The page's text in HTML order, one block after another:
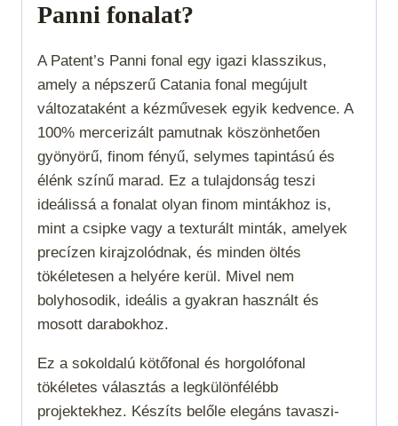
Panni fonalat?
A Patent’s Panni fonal egy igazi klasszikus,
amely a népszerű Catania fonal megújult
változataként a kézművesek egyik kedvence. A
100% mercerizált pamutnak köszönhetően
gyönyörű, finom fényű, selymes tapintású és
élénk színű marad. Ez a tulajdonság teszi
ideálissá a fonalat olyan finom mintákhoz is,
mint a csipke vagy a texturált minták, amelyek
precízen kirajzolódnak, és minden öltés
tökéletesen a helyére kerül. Mivel nem
bolyhosodik, ideális a gyakran használt és
mosott darabokhoz.
Ez a sokoldalú kötőfonal és horgolófonal
tökéletes választás a legkülönfélébb
projektekhez. Készíts belőle elegáns tavaszi-